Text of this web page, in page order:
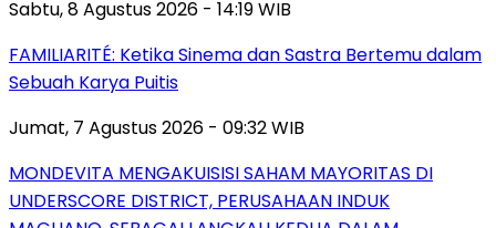
Sabtu, 8 Agustus 2026 - 14:19 WIB
FAMILIARITÉ: Ketika Sinema dan Sastra Bertemu dalam
Sebuah Karya Puitis
Jumat, 7 Agustus 2026 - 09:32 WIB
MONDEVITA MENGAKUISISI SAHAM MAYORITAS DI
UNDERSCORE DISTRICT, PERUSAHAAN INDUK